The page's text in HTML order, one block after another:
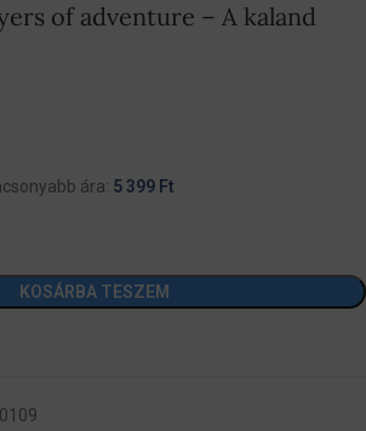
of adventure – A kaland
ára: 5 399 Ft
KOSÁRBA TESZEM